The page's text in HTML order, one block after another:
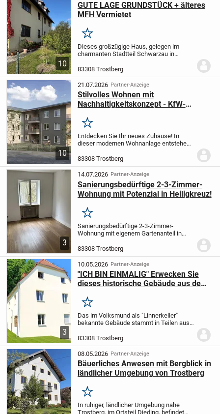
10
GUTE LAGE GRUNDSTÜCK + älteres
MFH Vermietet
Merken
Dieses großzügige Haus, gelegen im
charmanten Stadtteil Schwarzau in
große Familien und schafft eine
einladende Atmosphäre. Mit einer Fläche
von 267 m² umfasst...
83308 Trostberg
10
21.07.2026 Partner-Anzeige
Stilvolles Wohnen mit
Nachhaltigkeitskonzept - KfW-
Merken
Entdecken Sie Ihr neues Zuhause! In
dieser modernen Wohnanlage entstehen
bis 5 Zimmern und Wohnflächen
zwischen ca. 54 m² und ca. 128 m². Das
Objekt liegt in...
83308 Trostberg
3
14.07.2026 Partner-Anzeige
Sanierungsbedürftige 2-3-Zimmer-
Wohnung mit Potenzial in Heiligkreuz!
Merken
Sanierungsbedürftige 2-3-Zimmer-
Wohnung mit eigenem Gartenanteil in
Zimmer-Wohnung bietet auf einer
Wohnfläche von ca. 60 m² eine solide
Grundlage für Eigennutzer...
83308 Trostberg
3
10.05.2026 Partner-Anzeige
"ICH BIN EINMALIG" Erwecken Sie
dieses historische Gebäude aus dem
Merken
Das im Volksmund als "Linnerkeller"
bekannte Gebäude stammt in Teilen aus
wurde das Haus in seiner heutigen Form
ausgebaut und diente dem Amtmann der
Eisenfronfes...
83308 Trostberg
08.05.2026 Partner-Anzeige
Bäuerliches Anwesen mit Bergblick in
ländlicher Umgebung von Trostberg
Merken
In ruhiger, ländlicher Umgebung nahe
Trostberg, im Ortsteil Dieding, befindet